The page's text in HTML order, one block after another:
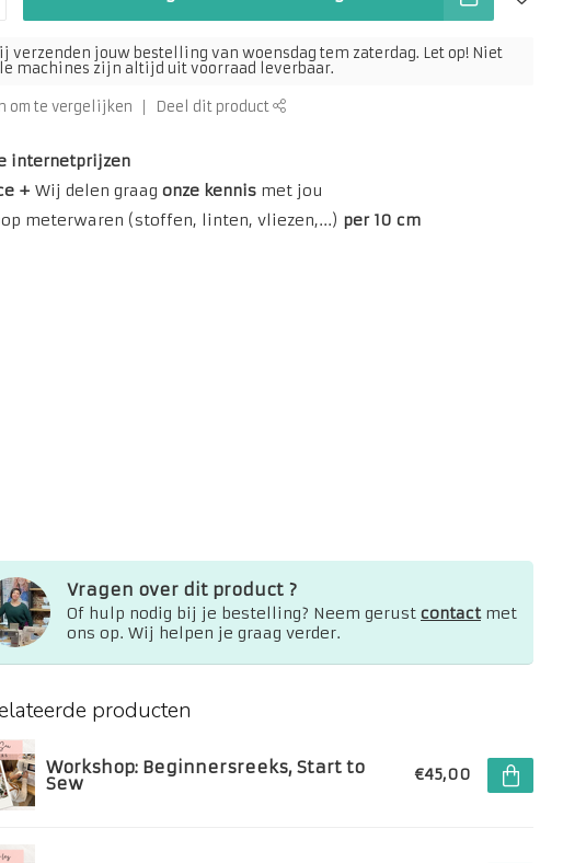
verzenden jouw bestelling van woensdag tem zaterdag. Let op! Niet
machines zijn altijd uit voorraad leverbaar.
om te vergelijken Deel dit product
internetprijzen
+ Wij delen graagonze kennis met jou
meterwaren (stoffen, linten, vliezen,...) per 10 cm
Vragen over dit product ?
Of hulp nodig bij je bestelling? Neem gerust contactmet
ons op. Wij helpen je graag verder.
producten
Workshop: Beginnersreeks, Start to
Sew €45,00